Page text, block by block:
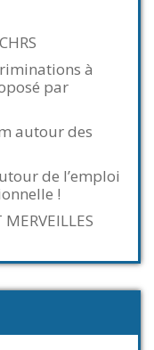
à
par
autour des
de l’emploi
!